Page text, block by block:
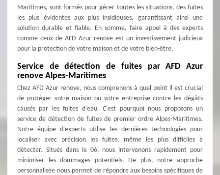
Maritimes, sont formés pour gérer toutes les situations, des fuites
les plus évidentes aux plus insidieuses, garantissant ainsi une
solution durable et fiable. En somme, faire appel à des experts
comme ceux de AFD Azur renove est un investissement judicieux
pour la protection de votre maison et de votre bien-être.
Service de détection de fuites par AFD Azur
renove Alpes-Maritimes
Chez AFD Azur renove, nous comprenons à quel point il est crucial
de protéger votre maison ou votre entreprise contre les dégâts
causés par les fuites d'eau. C'est pourquoi nous proposons un
service de détection de fuites de premier ordre Alpes-Maritimes.
Notre équipe d'experts utilise les dernières technologies pour
localiser avec précision les fuites, même les plus difficiles à
détecter. Situés dans le 06, nous intervenons rapidement pour
minimiser les dommages potentiels. De plus, notre approche
personnalisée nous permet de répondre aux besoins spécifiques de